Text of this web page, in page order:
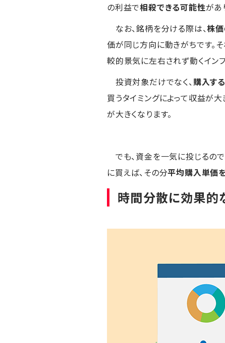
の利益で相殺できる可能性があ
なお、銘柄を分ける際は、株
価が同じ方向に動きがちです。
較的景気に左右されず動くイン
投資対象だけでなく、購入す
買うタイミングによって収益が
が大きくなります。
でも、資金を一気に投じるので
に買えば、その分平均購入単価
時間分散に効果的